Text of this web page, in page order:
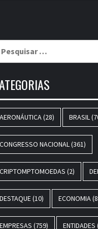
AERONÁUTICA(28) BRASIL
CONGRESSO NACIONAL(361)
CRIPTOMPTOMOEDAS (2)
DESTAQUE(10) ECONOMIA
EMPRESAS (759) ENTIDADES